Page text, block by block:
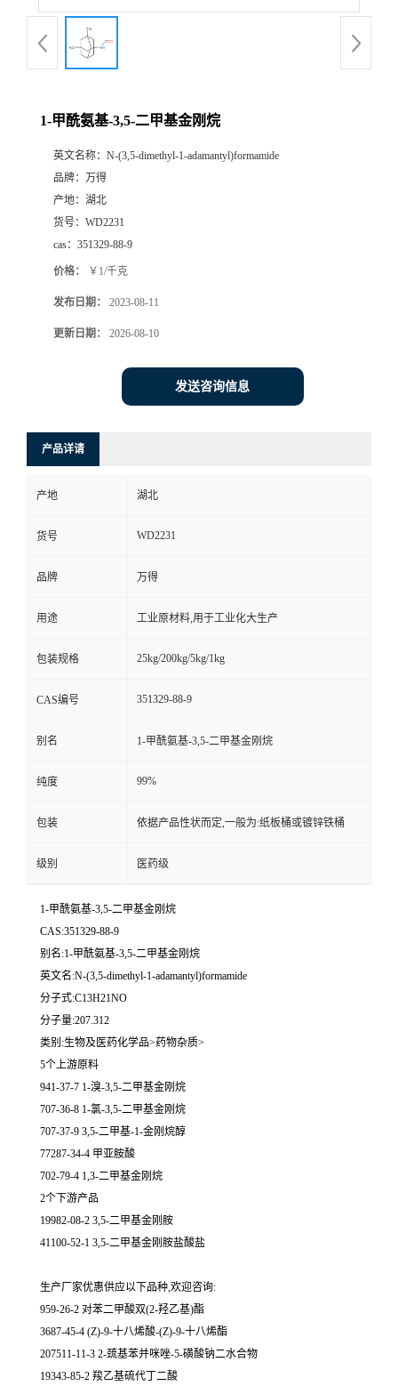
1-甲酰氨基-3,5-二甲基金刚烷
英文名称： N-(3,5-dimethyl-1-adamantyl)formamide
品牌： 万得
产地： 湖北
货号： WD2231
cas： 351329-88-9
价格： ￥1/千克
发布日期： 2023-08-11
更新日期： 2026-08-10
发送咨询信息
产品详请
产地 湖北
货号 WD2231
品牌 万得
用途 工业原材料,用于工业化大生产
包装规格 25kg/200kg/5kg/1kg
CAS编号 351329-88-9
别名 1-甲酰氨基-3,5-二甲基金刚烷
纯度 99%
包装 依据产品性状而定,一般为:纸板桶或镀锌铁桶
级别 医药级
1-甲酰氨基-3,5-二甲基金刚烷
CAS:351329-88-9
别名:1-甲酰氨基-3,5-二甲基金刚烷
英文名:N-(3,5-dimethyl-1-adamantyl)formamide
分子式:C13H21NO
分子量:207.312
类别:生物及医药化学品>药物杂质>
5个上游原料
941-37-7 1-溴-3,5-二甲基金刚烷
707-36-8 1-氯-3,5-二甲基金刚烷
707-37-9 3,5-二甲基-1-金刚烷醇
77287-34-4 甲亚胺酸
702-79-4 1,3-二甲基金刚烷
2个下游产品
19982-08-2 3,5-二甲基金刚胺
41100-52-1 3,5-二甲基金刚胺盐酸盐
生产厂家优惠供应以下品种,欢迎咨询:
959-26-2 对苯二甲酸双(2-羟乙基)酯
3687-45-4 (Z)-9-十八烯酸-(Z)-9-十八烯酯
207511-11-3 2-巯基苯并咪唑-5-磺酸钠二水合物
19343-85-2 羧乙基硫代丁二酸